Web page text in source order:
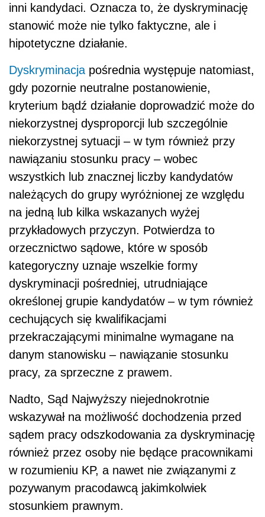
inni kandydaci. Oznacza to, że dyskryminację
stanowić może nie tylko faktyczne, ale i
hipotetyczne działanie.
Dyskryminacja pośrednia występuje natomiast,
gdy pozornie neutralne postanowienie,
kryterium bądź działanie doprowadzić może do
niekorzystnej dysproporcji lub szczególnie
niekorzystnej sytuacji – w tym również przy
nawiązaniu stosunku pracy – wobec
wszystkich lub znacznej liczby kandydatów
należących do grupy wyróżnionej ze względu
na jedną lub kilka wskazanych wyżej
przykładowych przyczyn. Potwierdza to
orzecznictwo sądowe, które w sposób
kategoryczny uznaje wszelkie formy
dyskryminacji pośredniej, utrudniające
określonej grupie kandydatów – w tym również
cechujących się kwalifikacjami
przekraczającymi minimalne wymagane na
danym stanowisku – nawiązanie stosunku
pracy, za sprzeczne z prawem.
Nadto, Sąd Najwyższy niejednokrotnie
wskazywał na możliwość dochodzenia przed
sądem pracy odszkodowania za dyskryminację
również przez osoby nie będące pracownikami
w rozumieniu KP, a nawet nie związanymi z
pozywanym pracodawcą jakimkolwiek
stosunkiem prawnym.